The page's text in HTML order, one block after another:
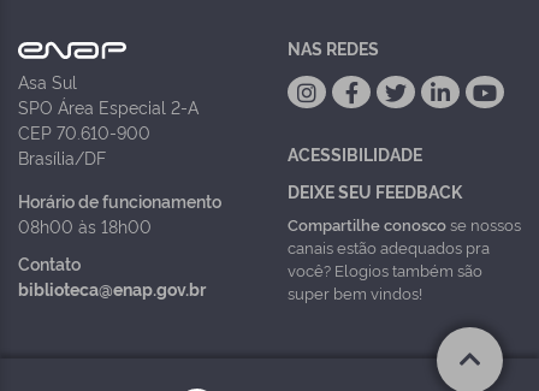
Asa Sul
SPO Área Especial 2-A
CEP 70.610-900
Brasília/DF
Horário de funcionamento
08h00 às 18h00
Contato
biblioteca@enap.gov.br
NAS REDES
ACESSIBILIDADE
DEIXE SEU FEEDBACK
Compartilhe conoscose nossos
canais estão adequados pra
você? Elogios também são
super bem vindos!